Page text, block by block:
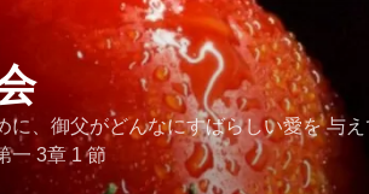
に、御父がどんなにすばらしい愛を 与
一 3章 1 節